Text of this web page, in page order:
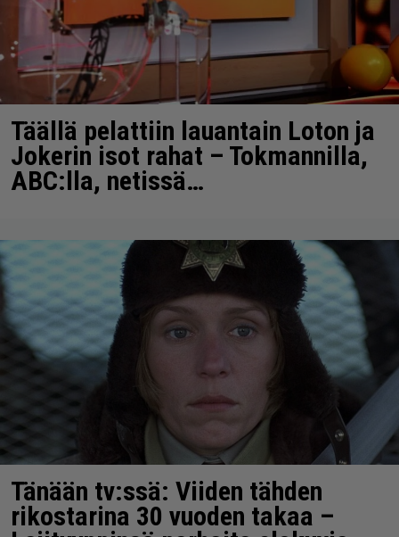
Täällä pelattiin lauantain Loton ja
Jokerin isot rahat – Tokmannilla,
ABC:lla, netissä…
Tänään tv:ssä: Viiden tähden
rikostarina 30 vuoden takaa –